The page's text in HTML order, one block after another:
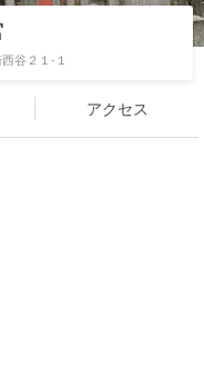
谷２１-１
アクセス